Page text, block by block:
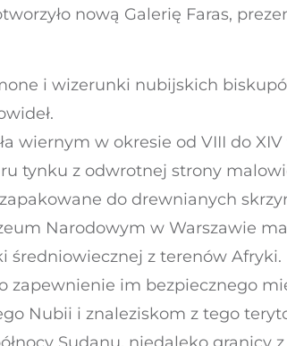
nową Galerię Faras,
i wizerunki nubijskich
wiernym w okresie od VIII do
tynku z odwrotnej strony
do drewnianych
Narodowym w Warszawie
średniowiecznej z terenów Afryki.
zapewnienie im bezpiecznego
Nubii i znaleziskom z tego
Sudanu, niedaleko granicy